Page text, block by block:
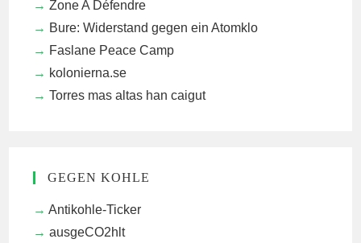
Zone A Défendre
Bure: Widerstand gegen ein Atomklo
Faslane Peace Camp
kolonierna.se
Torres mas altas han caigut
GEGEN KOHLE
Antikohle-Ticker
ausgeCO2hlt